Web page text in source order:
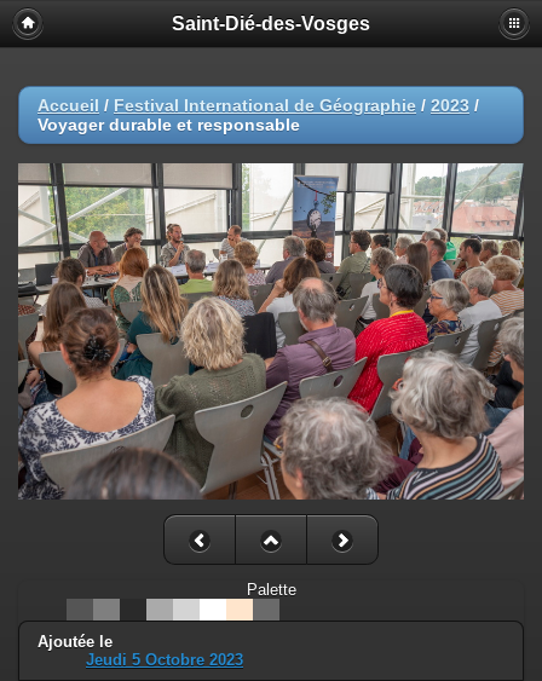
Saint-Dié-des-Vosges
Accueil / Festival International de Géographie / 2023 /
Voyager durable et responsable
Palette
Ajoutée le
Jeudi 5 Octobre 2023